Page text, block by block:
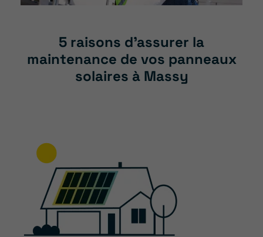
5 raisons d’assurer la
maintenance de vos panneaux
solaires à Massy